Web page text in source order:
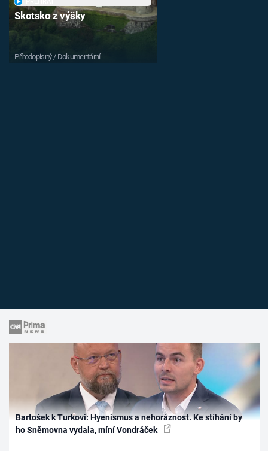
Skotsko z výšky
Přírodopisný / Dokumentární
Bartošek k Turkovi: Hyenismus a nehoráznost. Ke stíhání by
ho Sněmovna vydala, míní Vondráček